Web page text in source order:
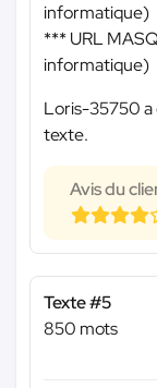
informatique)
*** URL
informatique)
Loris-35750 a
texte.
Avis du
Texte #5
850 mots